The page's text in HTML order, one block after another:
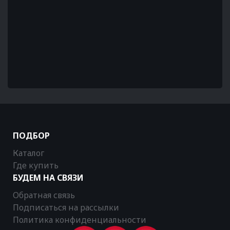
ПОДБОР
Каталог
Где купить
БУДЕМ НА СВЯЗИ
Обратная связь
Подписаться на рассылки
Политика конфиденциальности